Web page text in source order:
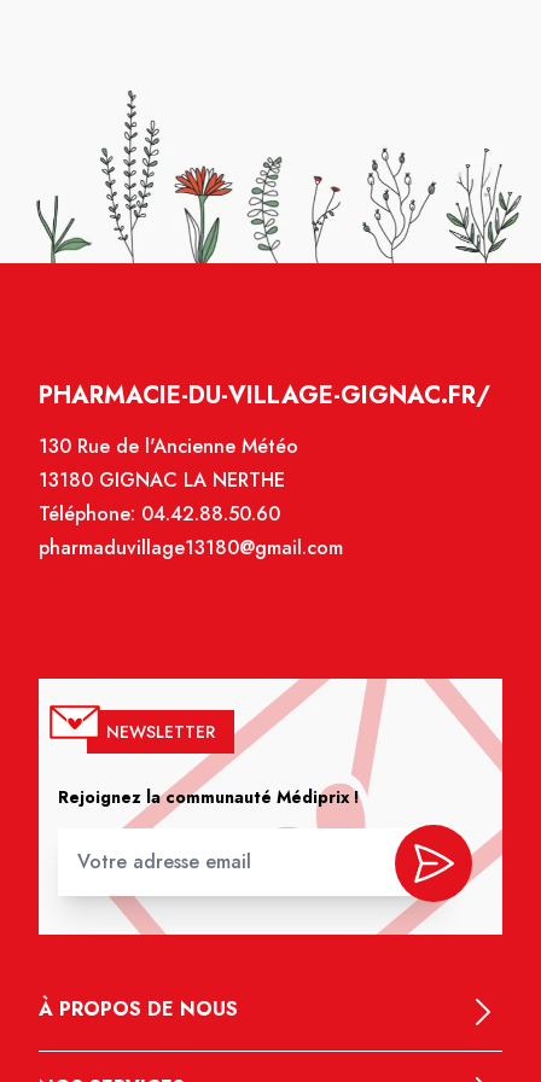
PHARMACIE-DU-VILLAGE-GIGNAC.FR/
130 Rue de l'Ancienne Météo
13180 GIGNAC LA NERTHE
Téléphone: 04.42.88.50.60
pharmaduvillage13180@gmail.com
NEWSLETTER
Rejoignez la communauté Médiprix !
À PROPOS DE NOUS